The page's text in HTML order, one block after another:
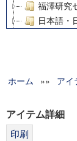
福澤研究
日本語・
グローバ
科学研究
ホーム »» アイ
アイテム詳細